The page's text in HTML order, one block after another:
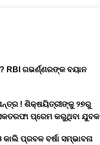
? RBI ଗଭର୍ଣ୍ଣରଙ୍କ ବୟାନ
! ଶିକ୍ଷୟିତ୍ରୀଙ୍କୁ ୨୭ରୁ
ପ୍ରେମ କରୁଥିବା ଯୁବକ
ପ୍ରବଳ ବର୍ଷା ସମ୍ଭାବନା